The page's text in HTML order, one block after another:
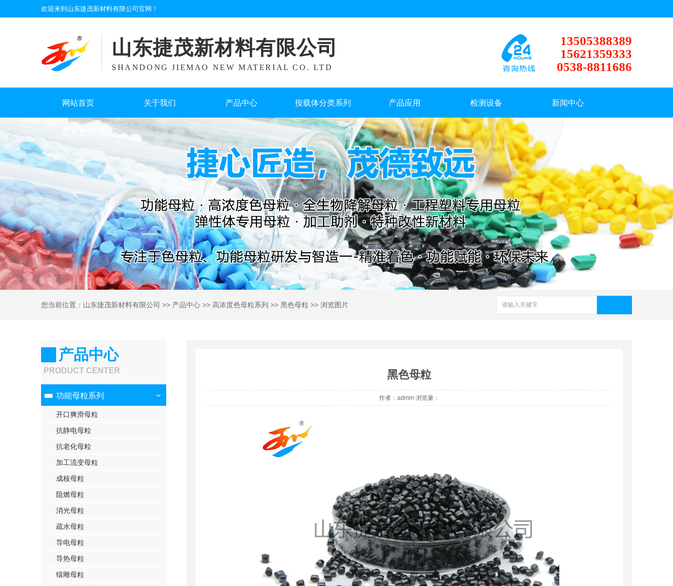
欢迎来到山东捷茂新材料有限公司官网！
山东捷茂新材料有限公司
SHANDONG JIEMAO NEW MATERIAL CO. LTD
13505388389
15621359333
0538-8811686
网站首页 关于我们 产品中心 按载体分类系列 产品应用 检测设备 新闻中心
您当前位置： 山东捷茂新材料有限公司 >> 产品中心 >> 高浓度色母粒系列 >> 黑色母粒 >> 浏览图片
产品中心
PRODUCT CENTER
功能母粒系列
开口爽滑母粒
抗静电母粒
抗老化母粒
加工流变母粒
成核母粒
阻燃母粒
消光母粒
疏水母粒
导电母粒
导热母粒
镭雕母粒
黑色母粒
作者：admin 浏览量：